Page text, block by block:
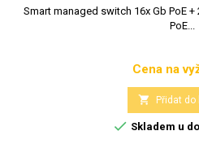
Smart managed switch 16x Gb PoE +
PoE...
Cena na
 Přidat do
 Skladem u